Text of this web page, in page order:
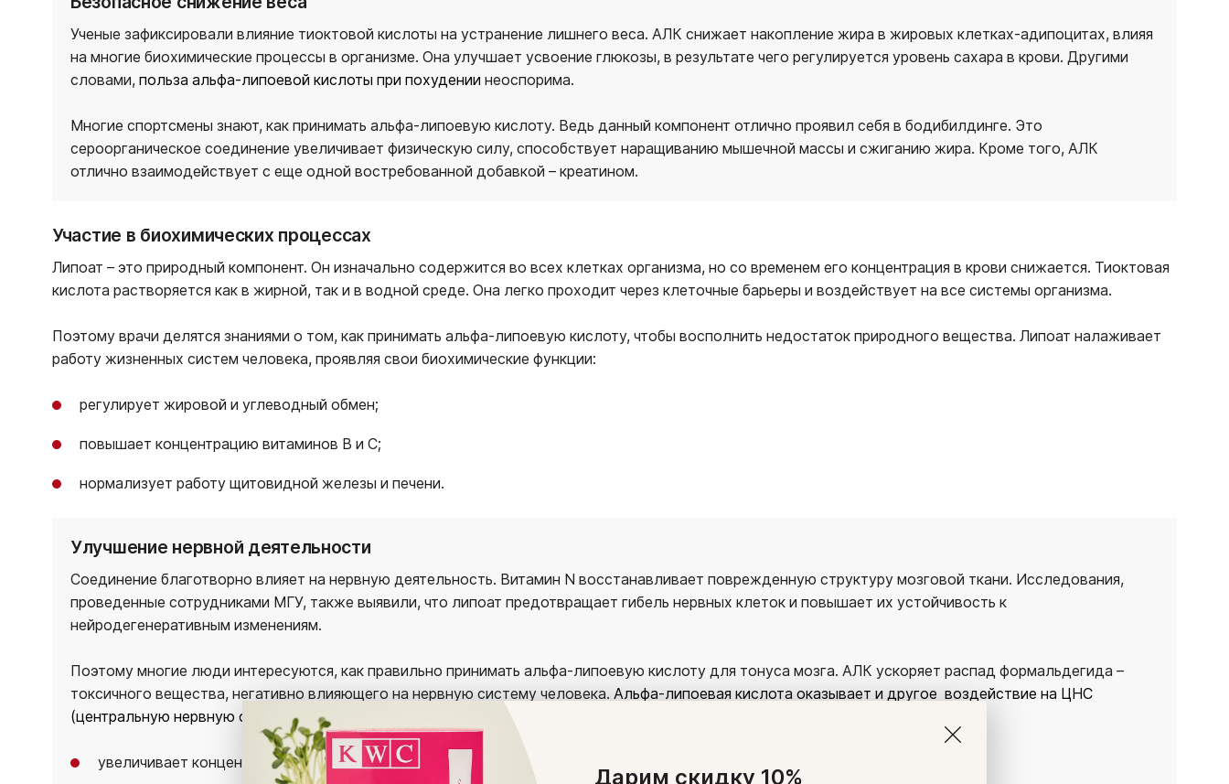
Ученые зафиксировали влияние тиоктовой кислоты на устранение лишнего веса. АЛК снижает накопление жира в жировых клетках-адипоцитах, влияя
на многие биохимические процессы в организме. Она улучшает усвоение глюкозы, в результате чего регулируется уровень сахара в крови. Другими
словами, польза альфа-липоевой кислоты при похудении неоспорима.
Многие спортсмены знают, как принимать альфа-липоевую кислоту. Ведь данный компонент отлично проявил себя в бодибилдинге. Это
сероорганическое соединение увеличивает физическую силу, способствует наращиванию мышечной массы и сжиганию жира. Кроме того, АЛК
отлично взаимодействует с еще одной востребованной добавкой – креатином.
Участие в биохимических процессах
Липоат – это природный компонент. Он изначально содержится во всех клетках организма, но со временем его концентрация в крови снижается. Тиоктовая
кислота растворяется как в жирной, так и в водной среде. Она легко проходит через клеточные барьеры и воздействует на все системы организма.
Поэтому врачи делятся знаниями о том, как принимать альфа-липоевую кислоту, чтобы восполнить недостаток природного вещества. Липоат налаживает
работу жизненных систем человека, проявляя свои биохимические функции:
регулирует жировой и углеводный обмен;
повышает концентрацию витаминов В и С;
нормализует работу щитовидной железы и печени.
Улучшение нервной деятельности
Соединение благотворно влияет на нервную деятельность. Витамин N восстанавливает поврежденную структуру мозговой ткани. Исследования,
проведенные сотрудниками МГУ, также выявили, что липоат предотвращает гибель нервных клеток и повышает их устойчивость к
нейродегенеративным изменениям.
Поэтому многие люди интересуются, как правильно принимать альфа-липоевую кислоту для тонуса мозга. АЛК ускоряет распад формальдегида –
токсичного вещества, негативно влияющего на нервную систему человека. Альфа-липоевая кислота оказывает и другое воздействие на ЦНС
(центральную нервную систему)
увеличивает концентрацию внимания;
Дарим скидку 10%